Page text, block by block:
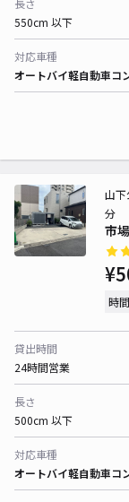
長さ
550cm 以下
対応車種
オートバイ軽自動車コ
市
山下
分
時
貸出時間
24時間営業
長さ
500cm 以下
対応車種
オートバイ軽自動車コ